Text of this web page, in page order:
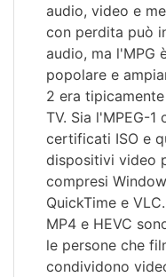
audio, video e
con perdita può
audio, ma l'MPG
popolare e
2 era
TV. Sia l'MPEG-1
certificati ISO e
dispositivi video
compresi
QuickTime e
MP4 e HEVC
le persone che
condividono